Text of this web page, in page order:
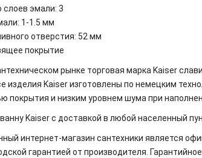
слоев эмали: 3
1-1.5 мм
отверстия: 52 мм
покрытие
рынке торговая марка Kaiser
изделия Kaiser изготовлены по немецким
покрытия и низким уровнем шума при
Kaiser с доставкой в любой населенный
интернет-магазин сантехники является
гарантией от производителя.